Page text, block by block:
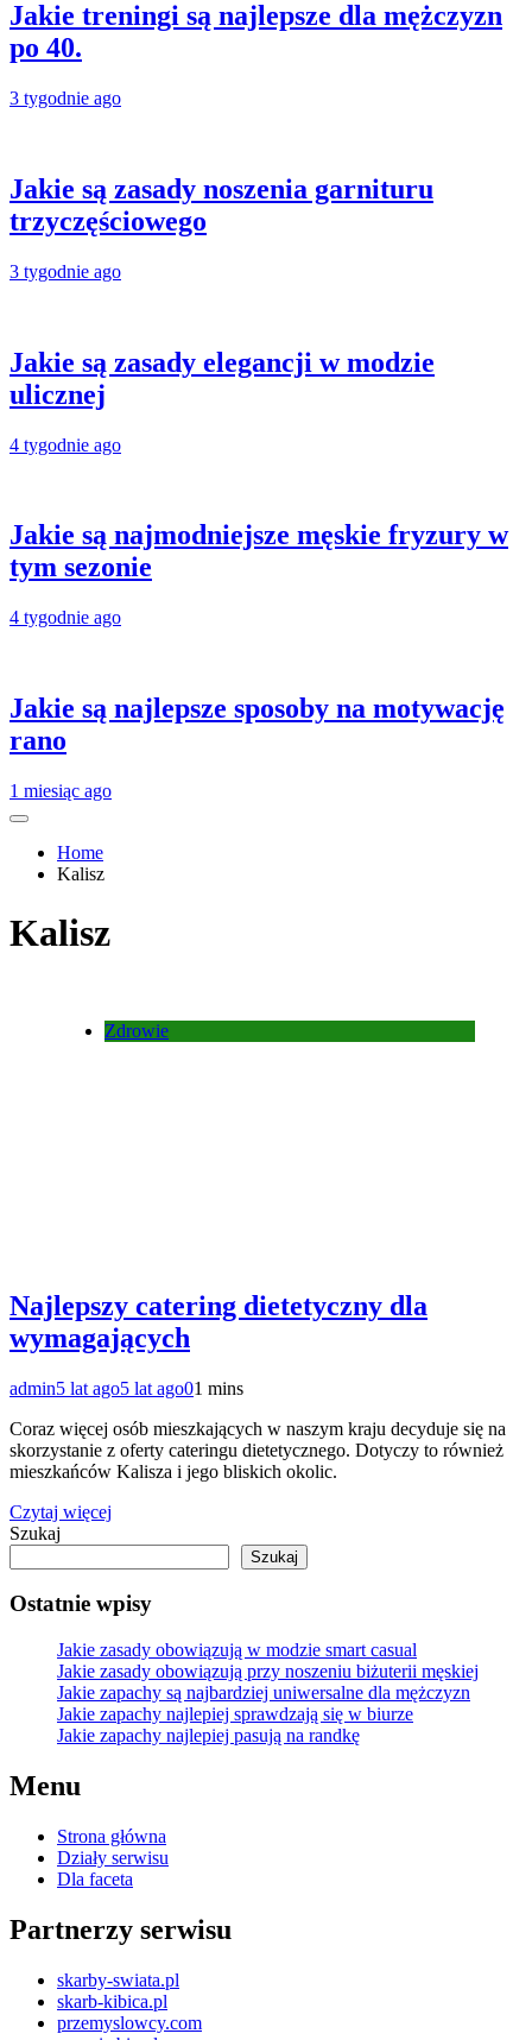
Jakie treningi są najlepsze dla mężczyzn
po 40.
3 tygodnie ago
Jakie są zasady noszenia garnituru
trzyczęściowego
3 tygodnie ago
Jakie są zasady elegancji w modzie
ulicznej
4 tygodnie ago
Jakie są najmodniejsze męskie fryzury w
tym sezonie
4 tygodnie ago
Jakie są najlepsze sposoby na motywację
rano
1 miesiąc ago
Home
Kalisz
Kalisz
Zdrowie
Najlepszy catering dietetyczny dla
wymagających
admin5 lat ago5 lat ago01 mins
Coraz więcej osób mieszkających w naszym kraju decyduje się na
skorzystanie z oferty cateringu dietetycznego. Dotyczy to również
mieszkańców Kalisza i jego bliskich okolic.
Czytaj więcej
Szukaj
Szukaj
Ostatnie wpisy
Jakie zasady obowiązują w modzie smart casual
Jakie zasady obowiązują przy noszeniu biżuterii męskiej
Jakie zapachy są najbardziej uniwersalne dla mężczyzn
Jakie zapachy najlepiej sprawdzają się w biurze
Jakie zapachy najlepiej pasują na randkę
Menu
Strona główna
Działy serwisu
Dla faceta
Partnerzy serwisu
skarby-swiata.pl
skarb-kibica.pl
przemyslowcy.com